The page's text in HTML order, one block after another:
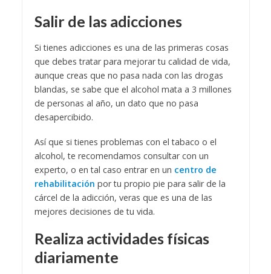
Salir de las adicciones
Si tienes adicciones es una de las primeras cosas
que debes tratar para mejorar tu calidad de vida,
aunque creas que no pasa nada con las drogas
blandas, se sabe que el alcohol mata a 3 millones
de personas al año, un dato que no pasa
desapercibido.
Así que si tienes problemas con el tabaco o el
alcohol, te recomendamos consultar con un
experto, o en tal caso entrar en un centro de
rehabilitación por tu propio pie para salir de la
cárcel de la adicción, veras que es una de las
mejores decisiones de tu vida.
Realiza actividades físicas
diariamente